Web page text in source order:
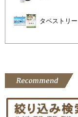
タペストリー